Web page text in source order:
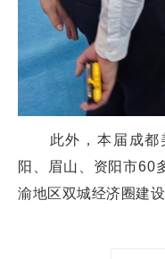
此外，本届成都
阳、眉山、资阳市60
渝地区双城经济圈建